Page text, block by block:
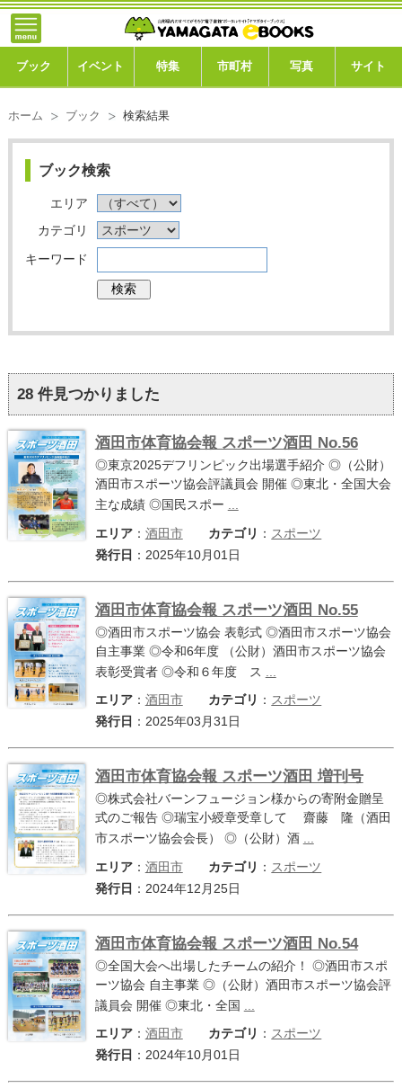
ブック イベント 特集 市町村 写真 サイト
ホーム ブック 検索結果
ブック検索
エリア
カテゴリ
キーワード
28件見つかりました
酒田市体育協会報 スポーツ酒田 No.56
◎東京2025デフリンピック出場選手紹介 ◎（公財）
酒田市スポーツ協会評議員会 開催 ◎東北・全国大会
主な成績 ◎国民スポー ...
エリア： 酒田市 カテゴリ ： スポーツ
発行日 ：2025年10月01日
酒田市体育協会報 スポーツ酒田 No.55
◎酒田市スポーツ協会 表彰式 ◎酒田市スポーツ協会
自主事業 ◎令和6年度 （公財）酒田市スポーツ協会
表彰受賞者 ◎令和６年度 ス
エリア： 酒田市 カテゴリ ： スポーツ
発行日 ：2025年03月31日
酒田市体育協会報 スポーツ酒田 増刊号
◎株式会社バーンフュージョン様からの寄附金贈呈
式のご報告 ◎瑞宝小綬章受章して 齋藤 隆（酒田
市スポーツ協会会長） ◎（公財）酒 ...
エリア： 酒田市 カテゴリ ： スポーツ
発行日 ：2024年12月25日
酒田市体育協会報 スポーツ酒田 No.54
◎全国大会へ出場したチームの紹介！ ◎酒田市スポ
ーツ協会 自主事業 ◎（公財）酒田市スポーツ協会評
議員会 開催 ◎東北・全国
エリア： 酒田市 カテゴリ ： スポーツ
発行日 ：2024年10月01日
トップ
ブック
特集
市町村
写真ギャラリー
このサイトについて
よくある質問
サイトマップ
お問い合わせ
掲載の方法
個人情報保護方針
動作環境
リンク集